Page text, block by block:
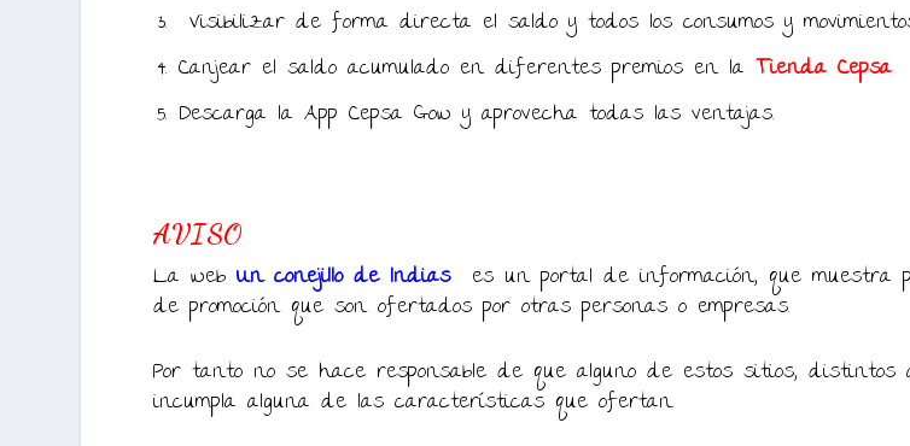
Visibilizar de forma directa el saldo y todos los consumos y
Canjear el saldo acumulado en diferentes premios en la Tienda Cepsa
Descarga la App Cepsa Gow y aprovecha todas las ventajas.
AVISO
La webUn conejillo de Indias es un portal de información, que muestra
de promoción que son ofertados por otras personas o empresas.
Por tanto no se hace responsable de que alguno de estos sitios,
incumpla alguna de las características que ofertan.